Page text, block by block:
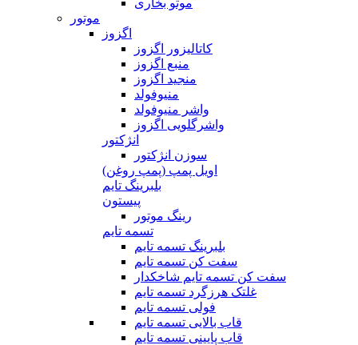
موتو بخاری
موتور
اگزوز
کاتالیزور اگزوز
منبع اگزوز
منجید اگزوز
منیوفولد
واشر منیوفولد
واشرگلویی اگزوز
انژکتور
سوزن انژکتور
اویل پمپ (پمپ روغن)
بلبرینگ تایم
پیستون
رینگ موتور
تسمه تایم
بلبرینگ تسمه تایم
سفت کن تسمه تایم
سفت کن تسمه تایم شاخکدار
غلتک هرزگرد تسمه تایم
فولی تسمه تایم
قاب بالایی تسمه تایم
قاب پایینی تسمه تایم